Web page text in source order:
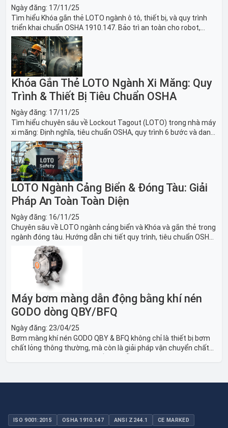
Ngày đăng: 17/11/25
Tìm hiểu Khóa gắn thẻ LOTO ngành ô tô, thiết bị, và quy trình
triển khai chuẩn OSHA 1910.147. Bảo trì an toàn cho robot,
băng tải sản xuất ô tô và dây chuyền lắp ráp xe hơi.
Khóa Gắn Thẻ LOTO Ngành Xi Măng: Quy
Trình & Thiết Bị Tiêu Chuẩn OSHA
Ngày đăng: 17/11/25
Tìm hiểu chuyên sâu về Lockout Tagout (LOTO) trong nhà máy
xi măng: Định nghĩa, tiêu chuẩn OSHA, quy trình 6 bước và danh
sách thiết bị LOTO thiết yếu. Giải pháp bảo trì lò nung, máy
nghiền an toàn.
LOTO Ngành Cảng Biển & Đóng Tàu: Giải
Pháp An Toàn Toàn Diện
Ngày đăng: 16/11/25
Chuyên sâu về LOTO ngành cảng biển và Khóa và gắn thẻ trong
ngành đóng tàu. Hướng dẫn chi tiết quy trình, tiêu chuẩn OSHA,
thiết bị và Giải pháp LOTO trong công nghiệp đóng tàu toàn
Máy bơm màng dẫn động bằng khí nén
GODO dòng QBY/BFQ
Ngày đăng: 23/04/25
Bơm màng khí nén GODO QBY & BFQ không chỉ là thiết bị bơm
chất lỏng thông thường, mà còn là giải pháp vận chuyển chất
ISO 9001:2015 OSHA 1910.147 ANSI Z244.1 CE MARKED